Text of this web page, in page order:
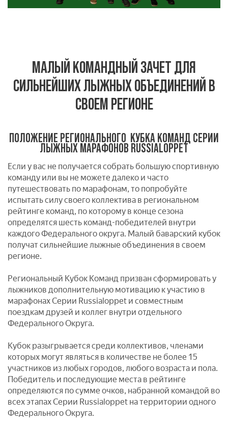
МАЛЫЙ КОМАНДНЫЙ ЗАЧЕТ ДЛЯ
СИЛЬНЕЙШИХ ЛЫЖНЫХ ОБЪЕДИНЕНИЙ В
СВОЕМ РЕГИОНЕ
ПОЛОЖЕНИЕ РЕГИОНАЛЬНОГО КУБКА КОМАНД СЕРИИ
ЛЫЖНЫХ МАРАФОНОВ RUSSIALOPPET
Если у вас не получается собрать большую спортивную
команду или вы не можете далеко и часто
путешествовать по марафонам, то попробуйте
испытать силу своего коллектива в региональном
рейтинге команд, по которому в конце сезона
определятся шесть команд-победителей внутри
каждого Федерального округа. Малый баварский кубок
получат сильнейшие лыжные объединения в своем
регионе.
Региональный Кубок Команд призван сформировать у
лыжников дополнительную мотивацию к участию в
марафонах Серии Russialoppet и совместным
поездкам друзей и коллег внутри отдельного
Федерального Округа.
Кубок разыгрывается среди коллективов, членами
которых могут являться в количестве не более 15
участников из любых городов, любого возраста и пола.
Победитель и последующие места в рейтинге
определяются по сумме очков, набранной командой во
всех этапах Серии Russialoppet на территории одного
Федерального Округа.